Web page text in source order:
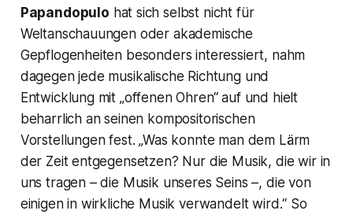
Papandopulo hat sich selbst nicht für
Weltanschauungen oder akademische
Gepflogenheiten besonders interessiert, nahm
dagegen jede musikalische Richtung und
Entwicklung mit „offenen Ohren“ auf und hielt
beharrlich an seinen kompositorischen
Vorstellungen fest. „Was konnte man dem Lärm
der Zeit entgegensetzen? Nur die Musik, die wir in
uns tragen – die Musik unseres Seins –, die von
einigen in wirkliche Musik verwandelt wird.“ So